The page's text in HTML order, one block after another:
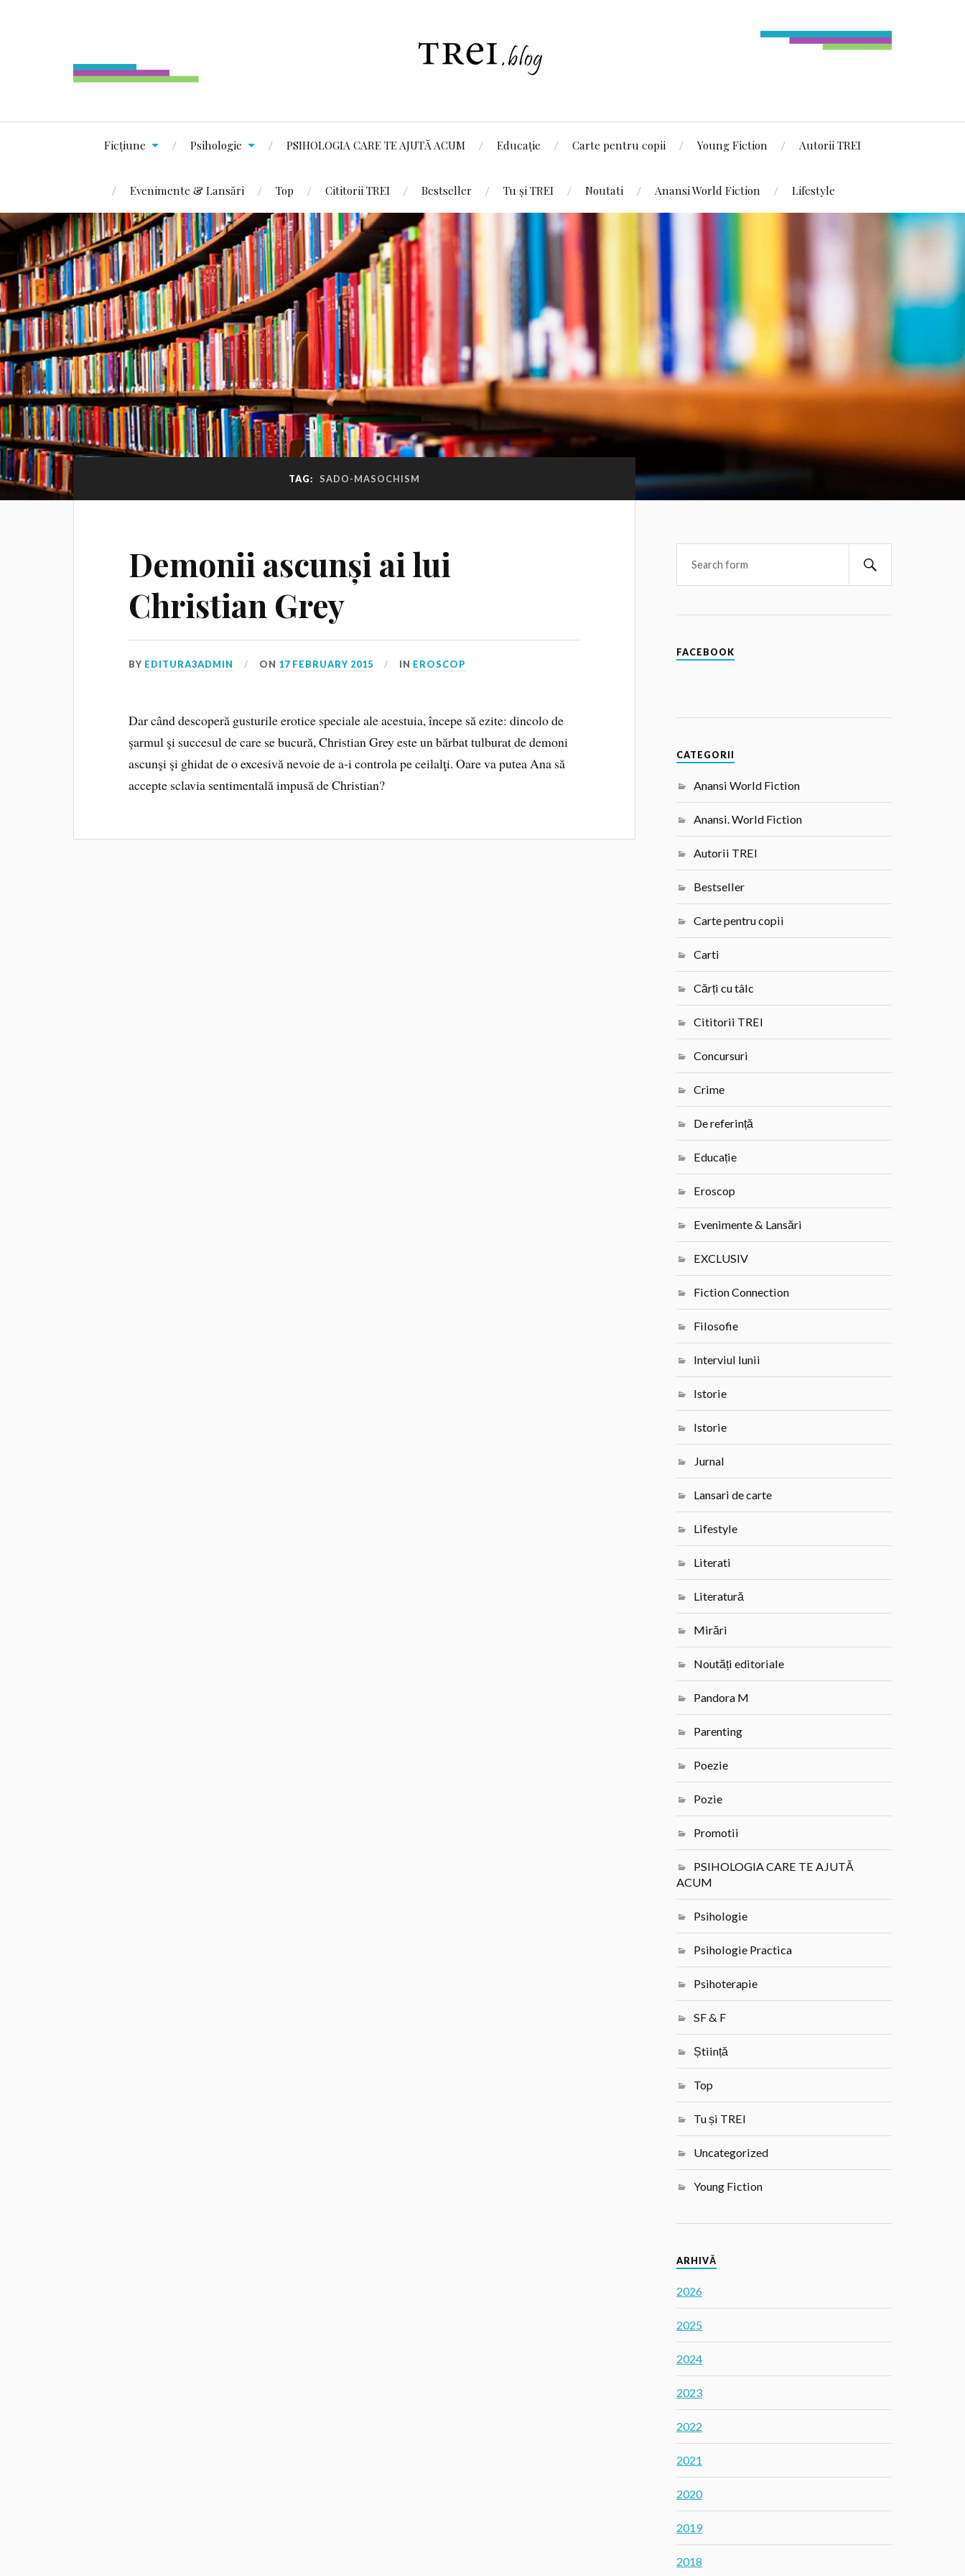
Ficțiune Psihologie PSIHOLOGIA CARE TE AJUTĂ ACUM Educație Carte pentru copii Young Fiction Autorii TREI
Evenimente & Lansări Top Cititorii TREI Bestseller Tu și TREI Noutati Anansi World Fiction Lifestyle
TAG: SADO-MASOCHISM
Demonii ascunși ai lui
Christian Grey
BY EDITURA3ADMIN ON 17 FEBRUARY 2015 IN EROSCOP
Dar când descoperă gusturile erotice speciale ale acestuia, începe să ezite: dincolo de
şarmul şi succesul de care se bucură, Christian Grey este un bărbat tulburat de demoni
ascunşi şi ghidat de o excesivă nevoie de a-i controla pe ceilalţi. Oare va putea Ana să
accepte sclavia sentimentală impusă de Christian?
FACEBOOK
CATEGORII
Anansi World Fiction
Anansi. World Fiction
Autorii TREI
Bestseller
Carte pentru copii
Carti
Cărți cu tâlc
Cititorii TREI
Concursuri
Crime
De referință
Educație
Eroscop
Evenimente & Lansări
EXCLUSIV
Fiction Connection
Filosofie
Interviul lunii
Istorie
Istorie
Jurnal
Lansari de carte
Lifestyle
Literati
Literatură
Mirări
Noutăți editoriale
Pandora M
Parenting
Poezie
Pozie
Promotii
PSIHOLOGIA CARE TE AJUTĂ
ACUM
Psihologie
Psihologie Practica
Psihoterapie
SF & F
Știință
Top
Tu și TREI
Uncategorized
Young Fiction
ARHIVĂ
2026
2025
2024
2023
2022
2021
2020
2019
2018